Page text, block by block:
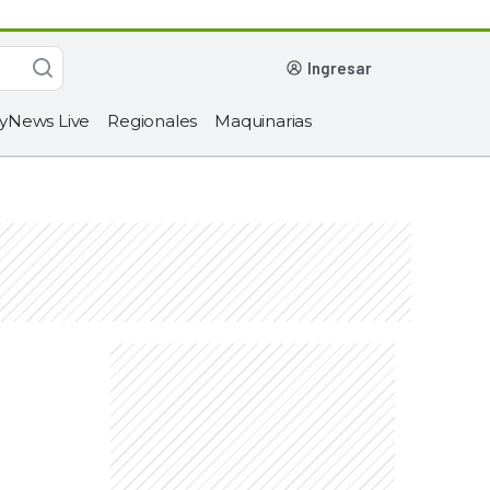
ingresar
Live Regionales Maquinarias